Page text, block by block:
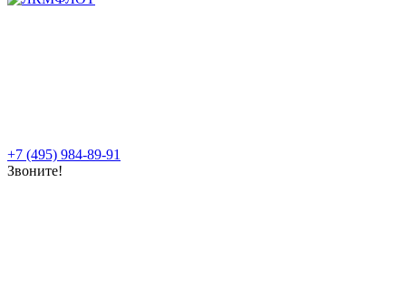
+7 (495) 984-89-91
Звоните!